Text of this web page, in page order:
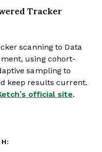
Tracker
scanning to Data
using cohort-
sampling to
keep results current.
official site.